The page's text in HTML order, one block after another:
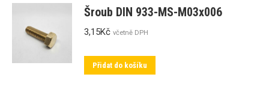
Šroub DIN 933-MS-M03x006
3,15Kč včetně DPH
Přidat do košíku